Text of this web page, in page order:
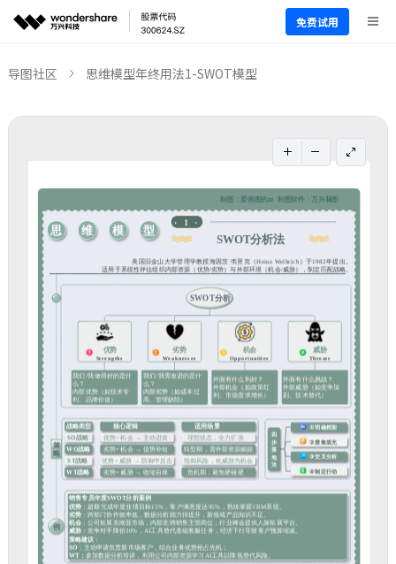
免费试用
导图社区 思维模型年终用法1-SWOT模型